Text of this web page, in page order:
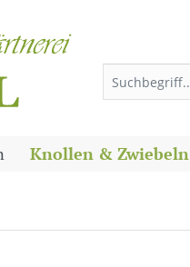
Knollen & Zwiebeln